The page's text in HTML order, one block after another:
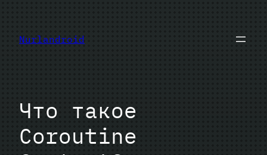
содержимому
Nurlandroid
Что такое
Coroutine